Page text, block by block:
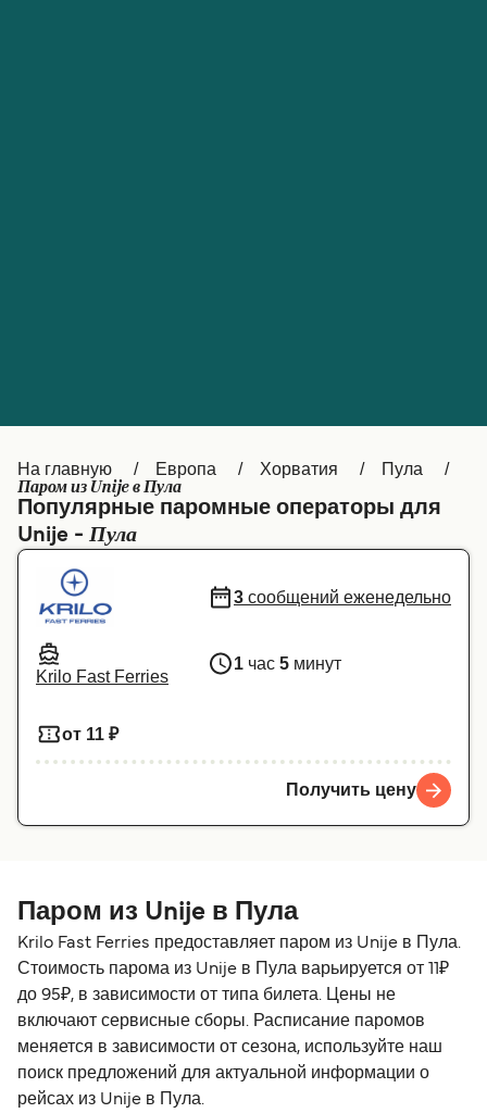
Italia Canada (FR)
Canada België (NL)
Ελλάδα Belgique (FR)
Polska Deutschland
Україна
المغرب
На главную Европа Хорватия Пула
Паром из Unije в Пула
Популярные паромные операторы для
Unije - Пула
Krilo Fast Ferries
3 сообщений еженедельно
1 час 5 минут
от 11 ₽
Получить цену
Паром из Unije в Пула
Krilo Fast Ferries предоставляет паром из Unije в Пула.
Стоимость парома из Unije в Пула варьируется от 11₽
до 95₽, в зависимости от типа билета. Цены не
включают сервисные сборы. Расписание паромов
меняется в зависимости от сезона, используйте наш
поиск предложений для актуальной информации о
рейсах из Unije в Пула.